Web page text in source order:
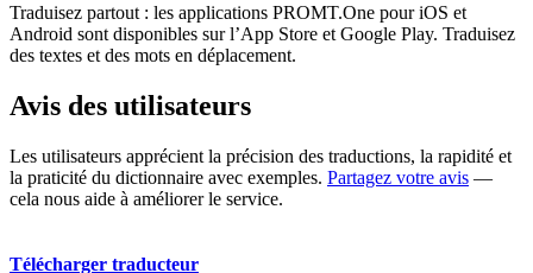
Traduisez partout : les applications PROMT.One pour iOS et
Android sont disponibles sur l’App Store et Google Play. Traduisez
des textes et des mots en déplacement.
Avis des utilisateurs
Les utilisateurs apprécient la précision des traductions, la rapidité et
la praticité du dictionnaire avec exemples. Partagez votre avis —
cela nous aide à améliorer le service.
Télécharger traducteur